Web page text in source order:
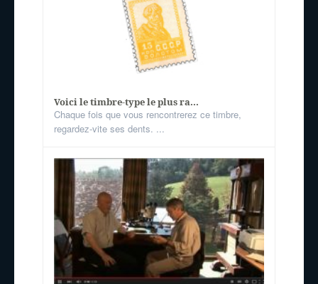
Voici le timbre-type le plus ra...
Chaque fois que vous rencontrerez ce timbre,
regardez-vite ses dents. ...